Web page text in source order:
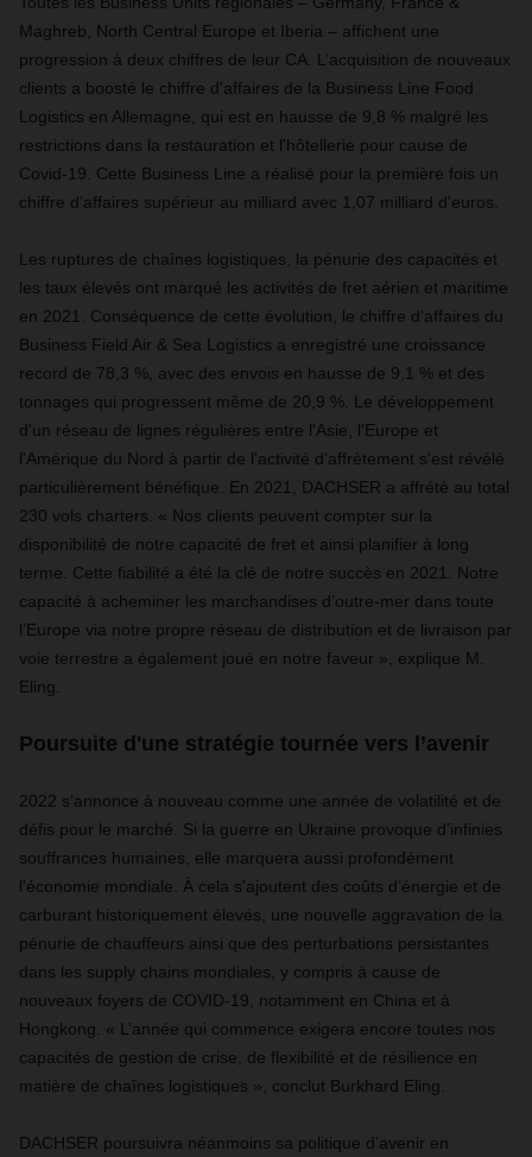
Maghreb, North Central Europe et Iberia – affichent une
progression à deux chiffres de leur CA. L’acquisition de nouveaux
clients a boosté le chiffre d'affaires de la Business Line Food
Logistics en Allemagne, qui est en hausse de 9,8 % malgré les
restrictions dans la restauration et l'hôtellerie pour cause de
Covid-19. Cette Business Line a réalisé pour la première fois un
chiffre d’affaires supérieur au milliard avec 1,07 milliard d'euros.
Les ruptures de chaînes logistiques, la pénurie des capacités et
les taux élevés ont marqué les activités de fret aérien et maritime
en 2021. Conséquence de cette évolution, le chiffre d’affaires du
Business Field Air & Sea Logistics a enregistré une croissance
record de 78,3 %, avec des envois en hausse de 9,1 % et des
tonnages qui progressent même de 20,9 %. Le développement
d'un réseau de lignes régulières entre l'Asie, l'Europe et
l'Amérique du Nord à partir de l'activité d'affrètement s'est révélé
particulièrement bénéfique. En 2021, DACHSER a affrété au total
230 vols charters. « Nos clients peuvent compter sur la
disponibilité de notre capacité de fret et ainsi planifier à long
terme. Cette fiabilité a été la clé de notre succès en 2021. Notre
capacité à acheminer les marchandises d’outre-mer dans toute
l’Europe via notre propre réseau de distribution et de livraison par
voie terrestre a également joué en notre faveur », explique M.
Eling.
Poursuite d'une stratégie tournée vers l’avenir
2022 s'annonce à nouveau comme une année de volatilité et de
défis pour le marché. Si la guerre en Ukraine provoque d’infinies
souffrances humaines, elle marquera aussi profondément
l'économie mondiale. À cela s'ajoutent des coûts d’énergie et de
carburant historiquement élevés, une nouvelle aggravation de la
pénurie de chauffeurs ainsi que des perturbations persistantes
dans les supply chains mondiales, y compris à cause de
nouveaux foyers de COVID-19, notamment en China et à
Hongkong. « L’année qui commence exigera encore toutes nos
capacités de gestion de crise, de flexibilité et de résilience en
matière de chaînes logistiques », conclut Burkhard Eling.
DACHSER poursuivra néanmoins sa politique d’avenir en